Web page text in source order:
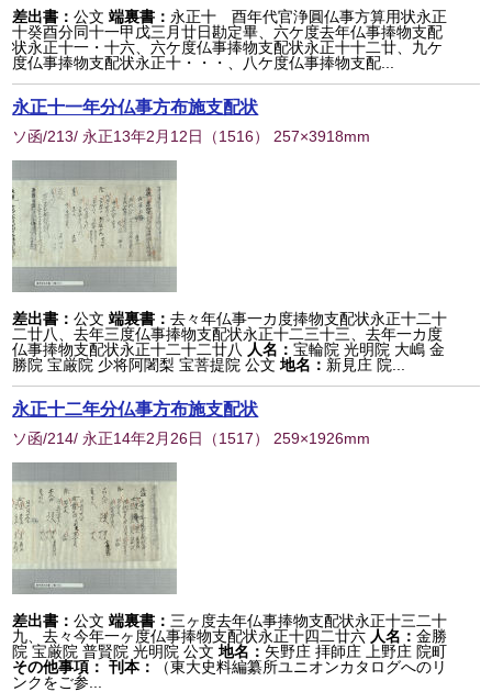
差出書：公文 端裏書： 永正十 酉年代官浄圓仏事方算用状永正
十癸酉分同十一甲戊三月廿日勘定畢、六ケ度去年仏事捧物支配
状永正十一・十六、六ケ度仏事捧物支配状永正十十二廿、九ケ
度仏事捧物支配状永正十・・・、八ケ度仏事捧物支配...
永正十一年分仏事方布施支配状
ソ函/213/ 永正13年2月12日 （1516） 257×3918mm
差出書：公文 端裏書：去々年仏事一カ度捧物支配状永正十二十
二廿八、去年三度仏事捧物支配状永正十二三十三、去年一カ度
仏事捧物支配状永正十二十二廿八 人名：宝輪院 光明院 大嶋 金
勝院 宝厳院 少将阿闍梨 宝菩提院 公文 地名： 新見庄 院...
永正十二年分仏事方布施支配状
ソ函/214/ 永正14年2月26日 （1517） 259×1926mm
差出書：公文 端裏書： 三ヶ度去年仏事捧物支配状永正十三二十
九、去々今年一ヶ度仏事捧物支配状永正十四二廿六 人名：金勝
院 宝厳院 普賢院 光明院 公文 地名： 矢野庄 拝師庄 上野庄 院町
その他事項： 刊本：
（東大史料編纂所ユニオンカタログへのリ
ンクをご参...